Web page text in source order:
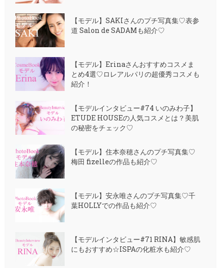
【モデル】SAKIさんのプチ写真集♡表参
道 Salon de SADAMも紹介♡
【モデル】Erinaさんおすすめコスメま
とめ4選♡ロレアルパリの超優秀コスメも
紹介！
【モデルインタビュー#74 いのみわ子】
ETUDE HOUSEの人気コスメとは？美肌
の秘密をチェック♡
【モデル】住本奈穂さんのプチ写真集♡
梅田 fizelleの作品も紹介♡
【モデル】安永唯さんのプチ写真集♡千
葉HOLLYでの作品も紹介♡
【モデルインタビュー#71 RINA】敏感肌
にもおすすめ☆ISPAの化粧水も紹介♡